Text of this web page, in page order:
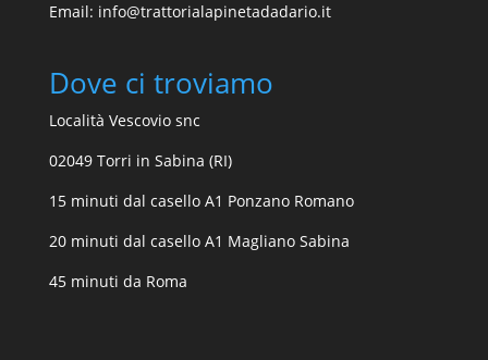
Email: info@trattorialapinetadadario.it
Dove ci troviamo
Località Vescovio snc
02049 Torri in Sabina (RI)
15 minuti dal casello A1 Ponzano Romano
20 minuti dal casello A1 Magliano Sabina
45 minuti da Roma